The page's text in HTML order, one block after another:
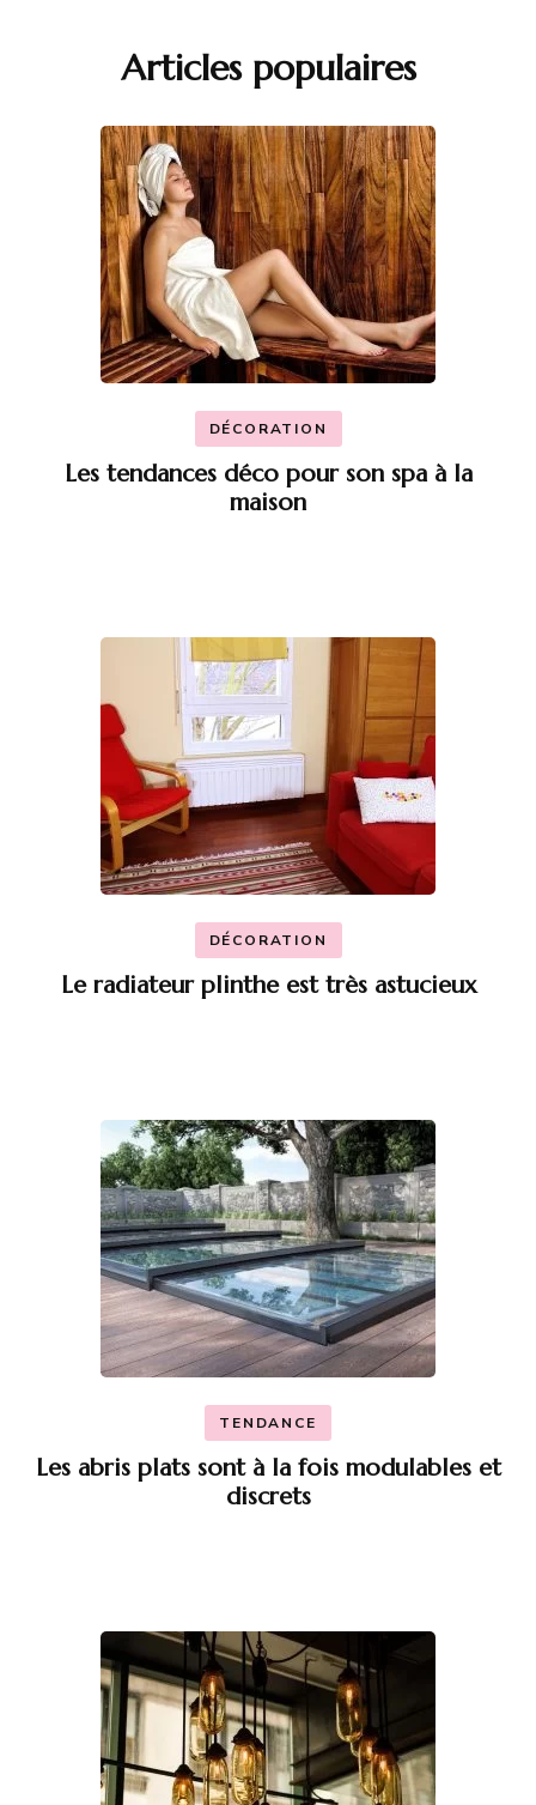
Articles populaires
DÉCORATION
Les tendances déco pour son spa à la
maison
DÉCORATION
Le radiateur plinthe est très astucieux
TENDANCE
Les abris plats sont à la fois modulables et
discrets